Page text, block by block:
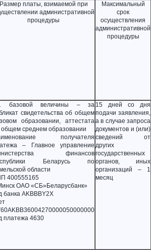
Размер платы, взимаемой при
административной
процедуры
Максимальный
срок
осуществления
административной
процедуры
базовой величины – за
свидетельства об общем
образовании, аттестата
общем среднем образовании
получателя
– Главное управление
финансов
Беларусь по
области
400555165
ОАО «СБ»Беларусбанк»
банка AKBBBY2X
платежа 4630
15 дней со дня
подачи заявления,
а в случае запроса
документов и (или)
сведений от
других
государствен­ных
органов, иных
организаций – 1
месяц